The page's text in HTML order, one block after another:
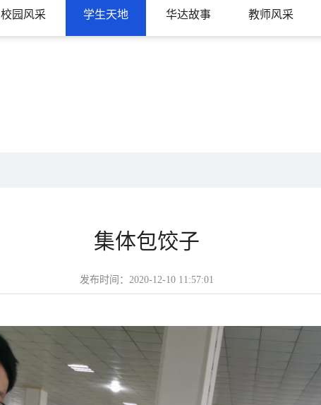
校园风采 学生天地 华达故事 教师风采
集体包饺子
发布时间：2020-12-10 11:57:01